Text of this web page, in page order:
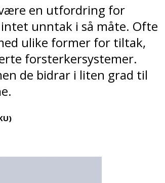
en utfordring for
unntak i så måte. Ofte
ulike former for tiltak,
forsterkersystemer.
de bidrar i liten grad til